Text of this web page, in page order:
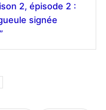
2, épisode 2 :
signée